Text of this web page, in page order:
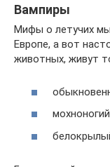
Вампиры
Мифы о летучих
Европе, а вот
животных, живут